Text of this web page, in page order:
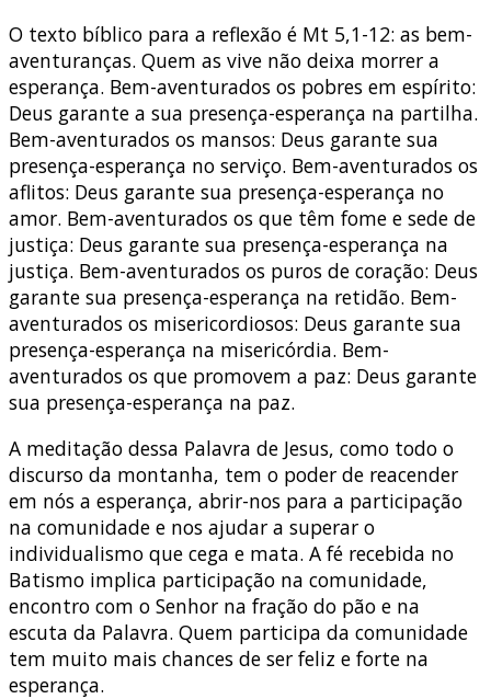
O texto bíblico para a reflexão é Mt 5,1-12: as bem-
aventuranças. Quem as vive não deixa morrer a
esperança. Bem-aventurados os pobres em espírito:
Deus garante a sua presença-esperança na partilha.
Bem-aventurados os mansos: Deus garante sua
presença-esperança no serviço. Bem-aventurados os
aflitos: Deus garante sua presença-esperança no
amor. Bem-aventurados os que têm fome e sede de
justiça: Deus garante sua presença-esperança na
justiça. Bem-aventurados os puros de coração: Deus
garante sua presença-esperança na retidão. Bem-
aventurados os misericordiosos: Deus garante sua
presença-esperança na misericórdia. Bem-
aventurados os que promovem a paz: Deus garante
sua presença-esperança na paz.
A meditação dessa Palavra de Jesus, como todo o
discurso da montanha, tem o poder de reacender
em nós a esperança, abrir-nos para a participação
na comunidade e nos ajudar a superar o
individualismo que cega e mata. A fé recebida no
Batismo implica participação na comunidade,
encontro com o Senhor na fração do pão e na
escuta da Palavra. Quem participa da comunidade
tem muito mais chances de ser feliz e forte na
esperança.